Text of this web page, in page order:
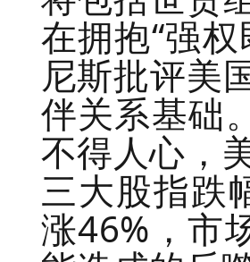
在拥抱“强
尼斯批评美
伴关系基础
不得人心，
三大股指跌
涨46%，市